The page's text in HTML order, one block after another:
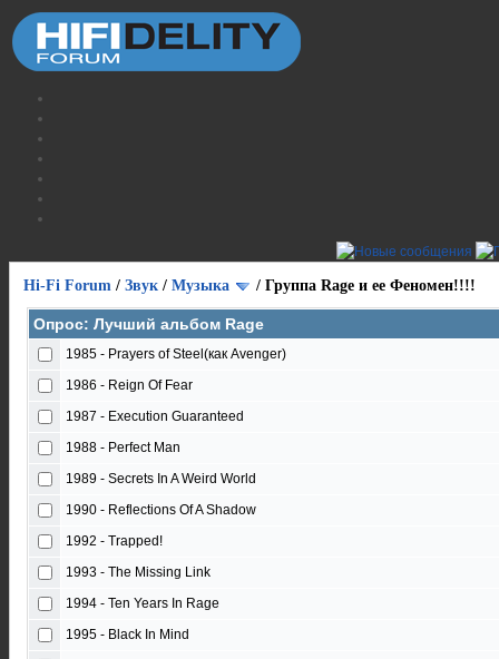
Hi-Fi Forum / Звук / Музыка / Группа Rage и ее Феномен!!!!
Опрос: Лучший альбом Rage
1985 - Prayers of Steel(как Avenger)
1986 - Reign Of Fear
1987 - Execution Guaranteed
1988 - Perfect Man
1989 - Secrets In A Weird World
1990 - Reflections Of A Shadow
1992 - Trapped!
1993 - The Missing Link
1994 - Ten Years In Rage
1995 - Black In Mind